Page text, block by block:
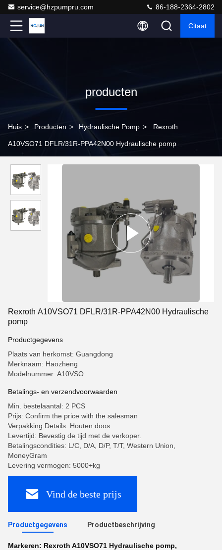
service@hzpumpru.com 86-188-2364-2802
Citaat
producten
Huis > Producten > Hydraulische Pomp > Rexroth
A10VSO71 DFLR/31R-PPA42N00 Hydraulische pomp
Rexroth A10VSO71 DFLR/31R-PPA42N00 Hydraulische
pomp
Productgegevens
Plaats van herkomst: Guangdong
Merknaam: Haozheng
Modelnummer: A10VSO
Betalings- en verzendvoorwaarden
Min. bestelaantal: 2 PCS
Prijs: Confirm the price with the salesman
Verpakking Details: Houten doos
Levertijd: Bevestig de tijd met de verkoper.
Betalingscondities: L/C, D/A, D/P, T/T, Western Union,
MoneyGram
Levering vermogen: 5000+kg
Vind de beste prijs
Productgegevens Productbeschrijving
Markeren: Rexroth A10VSO71 Hydraulische pomp,